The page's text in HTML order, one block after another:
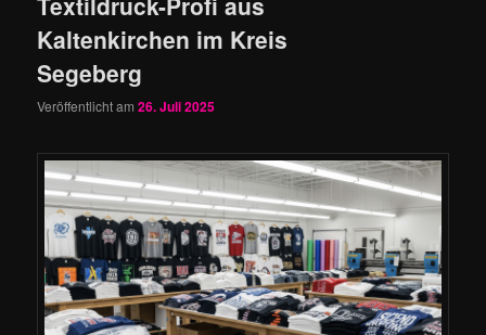
Kaltenkirchen im Kreis
Segeberg
Veröffentlicht am26. Juli 2025